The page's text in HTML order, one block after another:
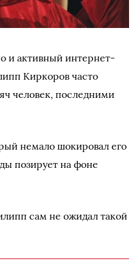
и активный интернет-
Киркоров часто
человек, последними
немало шокировал его
позирует на фоне
сам не ожидал такой